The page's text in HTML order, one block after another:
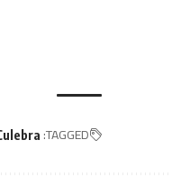
TAGGED: